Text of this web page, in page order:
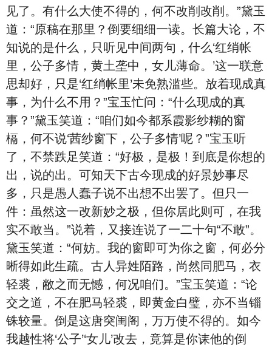
见了。有什么大使不得的，何不改削改削。”黛玉
道：“原稿在那里？倒要细细一读。长篇大论，不
知说的是什么，只听见中间两句，什么‘红绡帐
里，公子多情，黄土垄中，女儿薄命。’这一联意
思却好，只是‘红绡帐里’未免熟滥些。放着现成真
事，为什么不用？”宝玉忙问：“什么现成的真
事？”黛玉笑道：“咱们如今都系霞影纱糊的窗
槅，何不说‘茜纱窗下，公子多情’呢？”宝玉听
了，不禁跌足笑道：“好极，是极！到底是你想的
出，说的出。可知天下古今现成的好景妙事尽
多，只是愚人蠢子说不出想不出罢了。但只一
件：虽然这一改新妙之极，但你居此则可，在我
实不敢当。”说着，又接连说了一二十句“不敢”。
黛玉笑道：“何妨。我的窗即可为你之窗，何必分
晰得如此生疏。古人异姓陌路，尚然同肥马，衣
轻裘，敝之而无憾，何况咱们。”宝玉笑道：“论
交之道，不在肥马轻裘，即黄金白璧，亦不当锱
铢较量。倒是这唐突闺阁，万万使不得的。如今
我越性将‘公子’‘女儿’改去，竟算是你诔他的倒